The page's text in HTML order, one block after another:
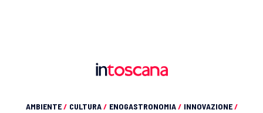
AMBIENTE/ CULTURA/ ENOGASTRONOMIA/ INNOVAZIONE/